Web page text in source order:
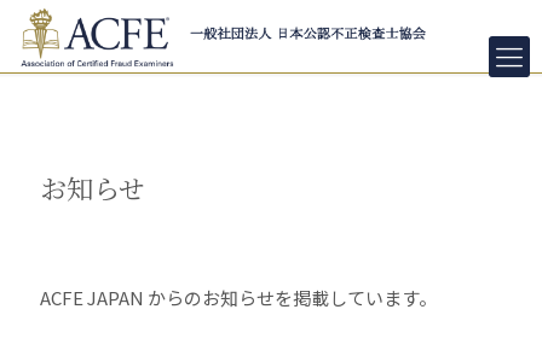
お知らせ
ACFE JAPAN からのお知らせを掲載しています。